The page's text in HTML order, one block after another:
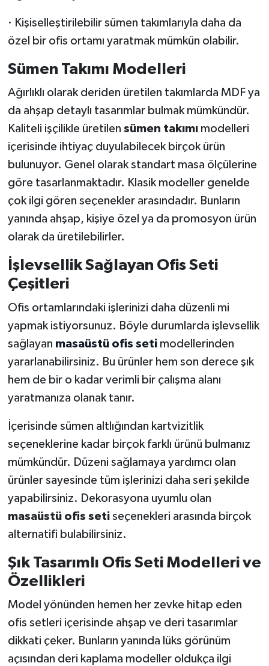
· Kişiselleştirilebilir sümen takımlarıyla daha da
özel bir ofis ortamı yaratmak mümkün olabilir.
Sümen Takımı Modelleri
Ağırlıklı olarak deriden üretilen takımlarda MDF ya
da ahşap detaylı tasarımlar bulmak mümkündür.
Kaliteli işçilikle üretilen sümen takımımodelleri
içerisinde ihtiyaç duyulabilecek birçok ürün
bulunuyor. Genel olarak standart masa ölçülerine
göre tasarlanmaktadır. Klasik modeller genelde
çok ilgi gören seçenekler arasındadır. Bunların
yanında ahşap, kişiye özel ya da promosyon ürün
olarak da üretilebilirler.
İşlevsellik Sağlayan Ofis Seti
Çeşitleri
Ofis ortamlarındaki işlerinizi daha düzenli mi
yapmak istiyorsunuz. Böyle durumlarda işlevsellik
sağlayan masaüstü ofis setimodellerinden
yararlanabilirsiniz. Bu ürünler hem son derece şık
hem de bir o kadar verimli bir çalışma alanı
yaratmanıza olanak tanır.
İçerisinde sümen altlığından kartvizitlik
seçeneklerine kadar birçok farklı ürünü bulmanız
mümkündür. Düzeni sağlamaya yardımcı olan
ürünler sayesinde tüm işlerinizi daha seri şekilde
yapabilirsiniz. Dekorasyona uyumlu olan
masaüstü ofis setiseçenekleri arasında birçok
alternatifi bulabilirsiniz.
Şık Tasarımlı Ofis Seti Modelleri ve
Özellikleri
Model yönünden hemen her zevke hitap eden
ofis setleri içerisinde ahşap ve deri tasarımlar
dikkati çeker. Bunların yanında lüks görünüm
açısından deri kaplama modeller oldukça ilgi